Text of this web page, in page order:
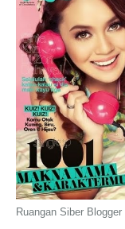
Ruangan Siber Blogger